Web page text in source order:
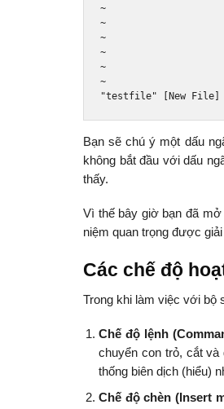
~
~
~
~
~
~
"testfile"
[New File]
Bạn sẽ chú ý một dấu
không bắt đầu với dấu
thấy.
Vì thế bây giờ bạn đã
niệm quan trọng được
Các chế độ
Trong khi làm việc với bộ
Chế độ lệnh
chuyển con trỏ, cắt
thống biên dịch (hiểu)
Chế độ chèn (Insert